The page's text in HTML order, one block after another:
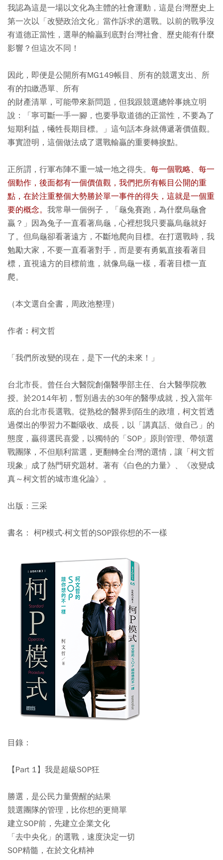
我認為這是一場以文化為主體的社會運動，這是台灣歷史上
第一次以「改變政治文化」當作訴求的選戰。以前的戰爭沒
有道德正當性，選舉的輸贏到底對台灣社會、歷史能有什麼
影響？但這次不同！
因此，即便是公開所有MG149帳目、所有的競選支出、所
有的扣繳憑單、所有
的財產清單，可能帶來新問題，但我跟競選總幹事姚立明
說：「寧可斷一手一腳，也要爭取道德的正當性，不要為了
短期利益，犧牲長期目標。」這句話本身就傳遞著價值觀。
事實證明，這個做法成了選戰輸贏的重要轉捩點。
正所謂，行軍布陣不重一城一地之得失。 每一個戰略、每一
個動作，後面都有一個價值觀，我們把所有帳目公開的重
點，在於注重整個大勢勝於單一事件的得失，這就是一個重
要的概念。 我常舉一個例子，「龜兔賽跑，為什麼烏龜會
贏？」因為兔子一直看著烏龜，心裡想我只要贏烏龜就好
了。但烏龜卻看著遠方，不斷地爬向目標。在打選戰時，我
勉勵大家，不要一直看著對手，而是要有勇氣直接看著目
標，直視遠方的目標前進，就像烏龜一樣，看著目標一直
爬。
（本文選自全書，周政池整理）
作者︰柯文哲
「我們所改變的現在，是下一代的未來！」
台北市長。曾任台大醫院創傷醫學部主任、台大醫學院教
授。於2014年初，暫別過去的30年的醫學成就，投入當年
底的台北市長選戰。從熟稔的醫界到陌生的政壇，柯文哲透
過傑出的學習力不斷吸收、成長，以「講真話、做自己」的
態度，贏得選民喜愛，以獨特的「SOP」原則管理、帶領選
戰團隊，不但順利當選，更翻轉全台灣的選情，讓「柯文哲
現象」成了熱門研究題材。著有《白色的力量》、《改變成
真～柯文哲的城市進化論》。
出版：三采
書名： 柯P模式-柯文哲的SOP跟你想的不一樣
目錄：
【Part 1】我是超級SOP狂
勝選，是公民力量覺醒的結果
競選團隊的管理，比你想的更簡單
建立SOP前，先建立企業文化
「去中央化」的選戰，速度決定一切
SOP精髓，在於文化精神